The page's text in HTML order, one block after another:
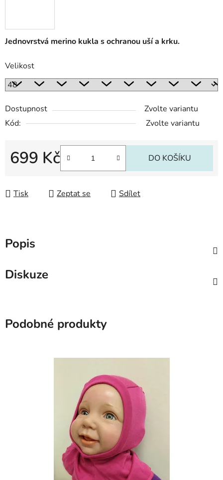
Jednovrstvá merino kukla s ochranou uší a krku.
Velikost
Dostupnost
Zvolte variantu
Kód:
Zvolte variantu
699 Kč DO KOŠÍKU
Tisk Zeptat se Sdílet
Popis
Diskuze
Podobné produkty